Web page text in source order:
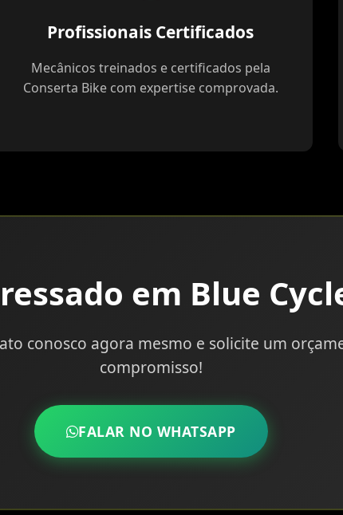
Profissionais Certificados
Mecânicos treinados e certificados pela
Conserta Bike com expertise comprovada.
em Blue
conosco agora mesmo e solicite um
compromisso!
FALAR NO WHATSAPP